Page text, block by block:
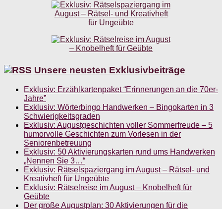
Unsere neusten Exklusivbeiträge
Exklusiv: Erzählkartenpaket “Erinnerungen an die 70er-
Jahre”
Exklusiv: Wörterbingo Handwerken – Bingokarten in 3
Schwierigkeitsgraden
Exklusiv: Augustgeschichten voller Sommerfreude – 5
humorvolle Geschichten zum Vorlesen in der
Seniorenbetreuung
Exklusiv: 50 Aktivierungskarten rund ums Handwerken
„Nennen Sie 3…“
Exklusiv: Rätselspaziergang im August – Rätsel- und
Kreativheft für Ungeübte
Exklusiv: Rätselreise im August – Knobelheft für
Geübte
Der große Augustplan: 30 Aktivierungen für die